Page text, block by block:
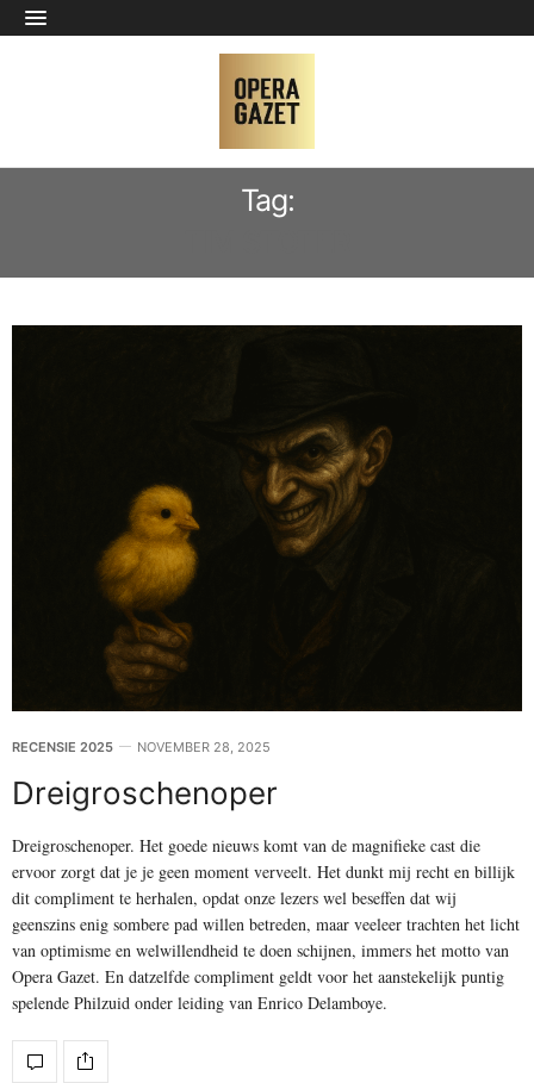
Tag:
RECENSIE 2025 NOVEMBER 28, 2025
Dreigroschenoper
Dreigroschenoper. Het goede nieuws komt van de magnifieke cast die
ervoor zorgt dat je je geen moment verveelt. Het dunkt mij recht en billijk
dit compliment te herhalen, opdat onze lezers wel beseffen dat wij
geenszins enig sombere pad willen betreden, maar veeleer trachten het licht
van optimisme en welwillendheid te doen schijnen, immers het motto van
Opera Gazet. En datzelfde compliment geldt voor het aanstekelijk puntig
spelende Philzuid onder leiding van Enrico Delamboye.